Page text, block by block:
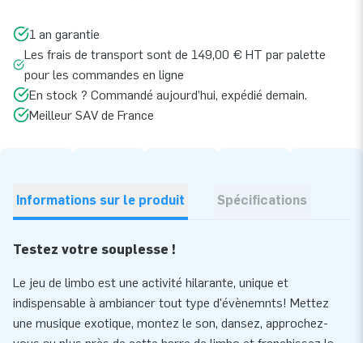
1 an garantie
Les frais de transport sont de 149,00 € HT par palette
pour les commandes en ligne
En stock ? Commandé aujourd’hui, expédié demain.
Meilleur SAV de France
Informations sur le produit Spécifications
Testez votre souplesse !
Le jeu de limbo est une activité hilarante, unique et
indispensable à ambiancer tout type d'évènemnts! Mettez
une musique exotique, montez le son, dansez, approchez-